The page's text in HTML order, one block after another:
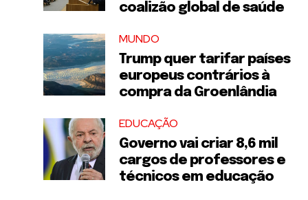
coalizão global de saúde
MUNDO
Trump quer tarifar países
europeus contrários à
compra da Groenlândia
EDUCAÇÃO
Governo vai criar 8,6 mil
cargos de professores e
técnicos em educação